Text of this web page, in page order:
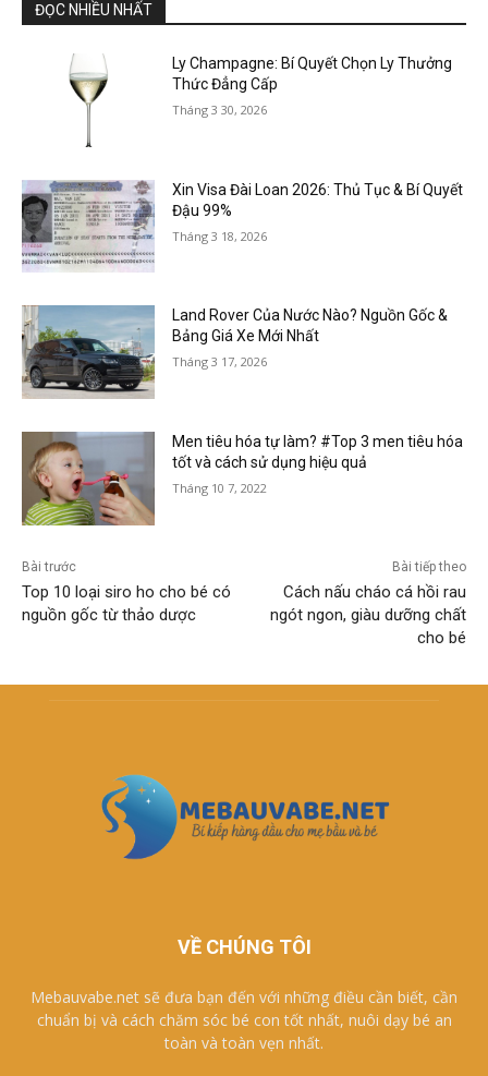
ĐỌC NHIỀU NHẤT
Ly Champagne: Bí Quyết Chọn Ly Thưởng
Thức Đẳng Cấp
Tháng 3 30, 2026
Xin Visa Đài Loan 2026: Thủ Tục & Bí Quyết
Đậu 99%
Tháng 3 18, 2026
Land Rover Của Nước Nào? Nguồn Gốc &
Bảng Giá Xe Mới Nhất
Tháng 3 17, 2026
Men tiêu hóa tự làm? #Top 3 men tiêu hóa
tốt và cách sử dụng hiệu quả
Tháng 10 7, 2022
Bài trước
Top 10 loại siro ho cho bé có
nguồn gốc từ thảo dược
Bài tiếp theo
Cách nấu cháo cá hồi rau
ngót ngon, giàu dưỡng chất
cho bé
VỀ CHÚNG TÔI
Mebauvabe.net sẽ đưa bạn đến với những điều cần biết, cần
chuẩn bị và cách chăm sóc bé con tốt nhất, nuôi dạy bé an
toàn và toàn vẹn nhất.